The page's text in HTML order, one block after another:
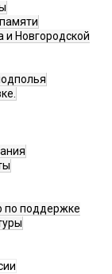
Новгородской
по поддержке